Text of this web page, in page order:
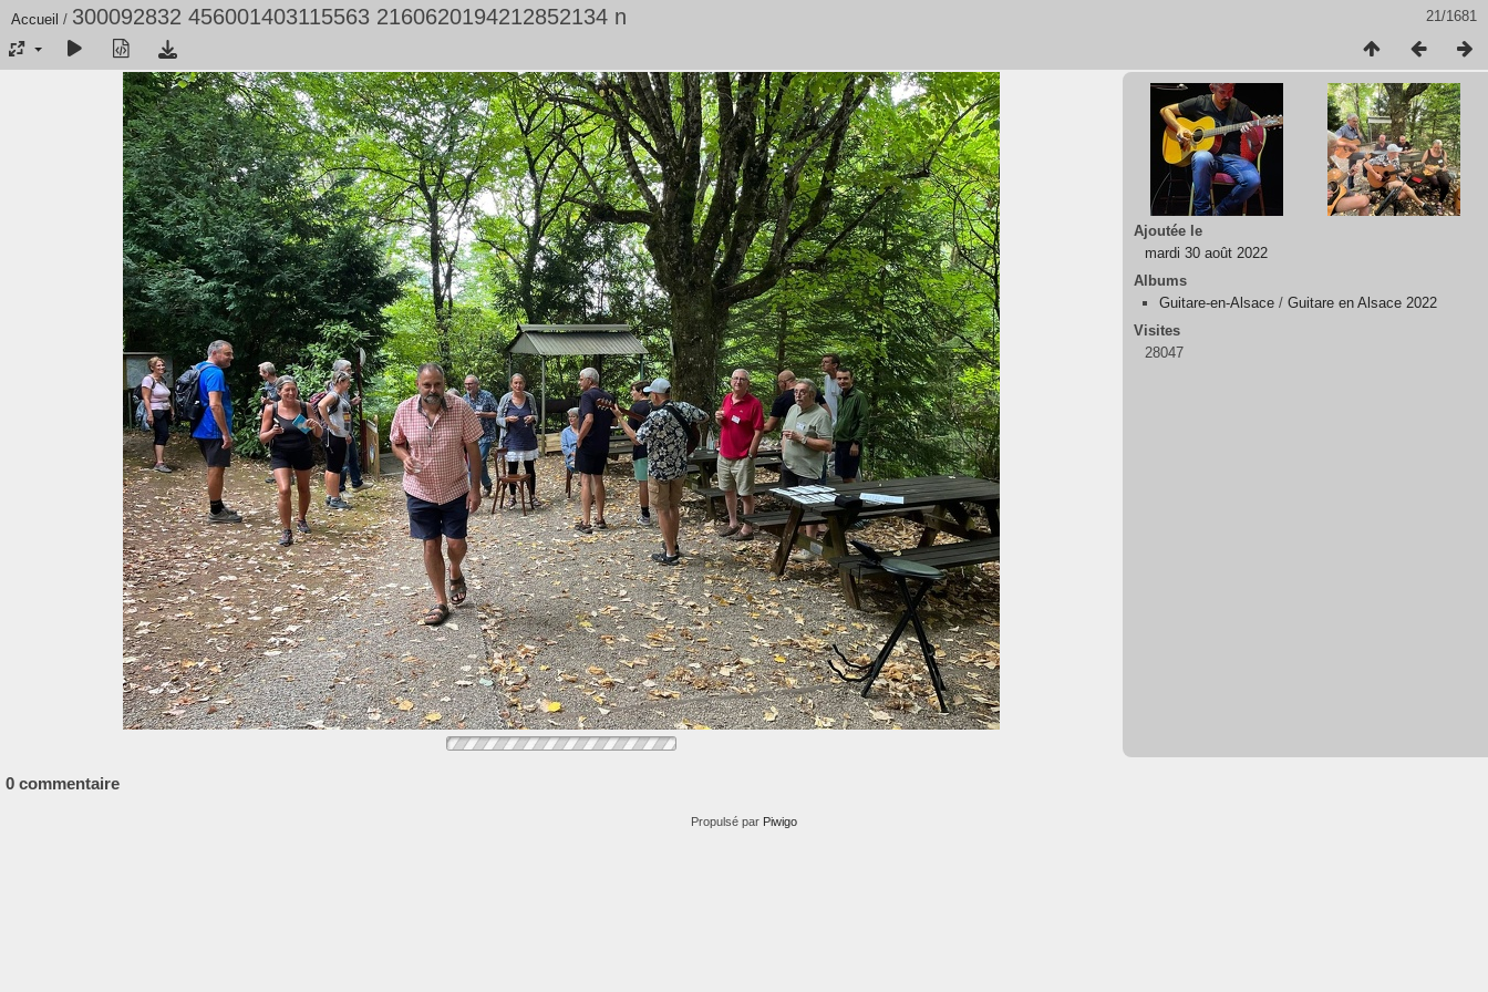
21/1681
Accueil / 300092832 456001403115563 2160620194212852134 n
Ajoutée le
mardi 30 août 2022
Albums
Guitare-en-Alsace / Guitare en Alsace 2022
Visites
28047
0 commentaire
Propulsé par Piwigo